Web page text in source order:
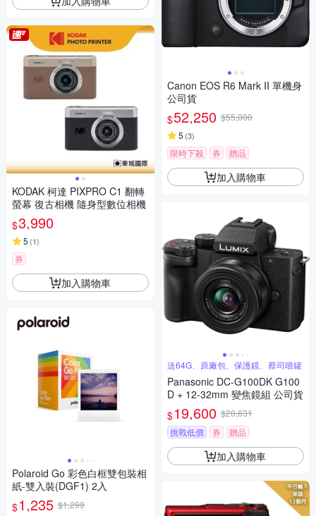
KODAK 柯達 PIXPRO C1 翻轉
螢幕 復古相機 隨身型數位相機
$3,990
5 (1)
券
加入購物車
Polaroid Go 彩色白框雙包裝相
紙-雙入裝(DGF1) 2入
$1,235 $1,299
Canon EOS R6 Mark II 單機身
公司貨
$52,250 $55,000
5 (3)
限時下殺 券 贈品
加入購物車
送64G、原廠包、保護鏡、蔡司噴罐
Panasonic DC-G100DK G100
D + 12-32mm 變焦鏡組 公司貨
$19,600 $20,631
挑戰低價
券 贈品
加入購物車